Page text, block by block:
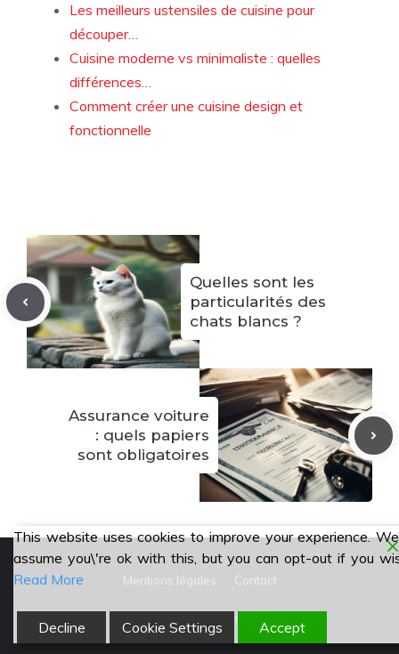
Les meilleurs ustensiles de cuisine pour
découper…
Cuisine moderne vs minimaliste : quelles
différences…
Comment créer une cuisine design et
fonctionnelle
Quelles sont les
particularités des
chats blancs ?
Assurance voiture
: quels papiers
sont obligatoires
Mentions légales Contact
© 2026 Hexagramm
This website uses cookies to improve your experience.
assume you\'re ok with this, but you can opt-out if you
Read More
Decline Cookie Settings Accept